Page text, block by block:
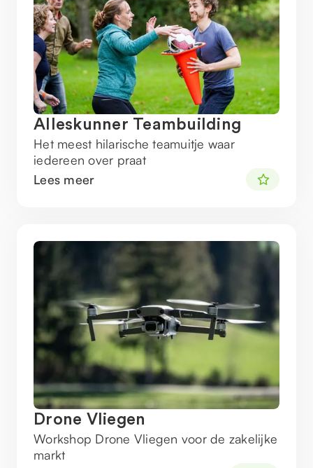
Alleskunner Teambuilding
Het meest hilarische teamuitje waar
iedereen over praat
Lees meer
Drone Vliegen
Workshop Drone Vliegen voor de zakelijke
markt